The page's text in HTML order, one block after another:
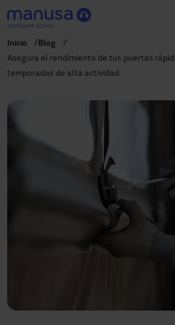
Skip to main content
Productos y sectores
Proyectos
manusa@manusa.com
Inicio
Blog
Asegura el rendimiento de tus puertas
temporadas de alta actividad